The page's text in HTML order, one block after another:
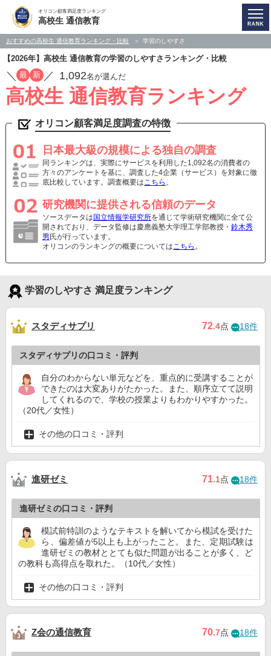
オリコン顧客満足度ランキング
高校生 通信教育
おすすめの高校生 通信教育ランキング・比較 学習のしやすさ
【2026年】高校生 通信教育の学習のしやすさランキング・比較
／ 最 新 ／ 1,092名が選んだ
高校生 通信教育ランキング
オリコン顧客満足度調査の特徴
日本最大級の規模による独自の調査
同ランキングは、実際にサービスを利用した1,092名の消費者の
方々のアンケートを基に、調査した4企業（サービス）を対象に徹
底比較しています。調査概要はこちら 。
研究機関に提供される信頼のデータ
ソースデータは 国立情報学研究所を通じて学術研究機関に全て公
開されており、データ監修は慶應義塾大学理工学部教授・ 鈴木秀
男 氏が行っています。
オリコンのランキングの概要についてはこちら 。
学習のしやすさ 満足度ランキング
スタディサプリ 72.4点 18件
スタディサプリの口コミ・評判
自分のわからない単元などを、重点的に受講することが
できたのは大変ありがたかった。また、順序立てて説明
してくれるので、学校の授業よりもわかりやすかった。
（20代／女性）
その他の口コミ・評判
進研ゼミ 71.1点 18件
進研ゼミの口コミ・評判
模試前特訓のようなテキストを解いてから模試を受けた
ら、偏差値が5以上も上がったこと。また、定期試験は
進研ゼミの教材ととても似た問題が出ることが多く、ど
の教科も高得点を取れた。（10代／女性）
その他の口コミ・評判
Z会の通信教育 70.7点 18件